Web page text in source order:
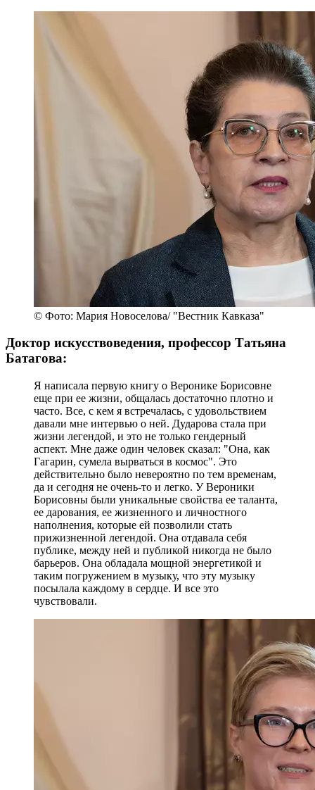
© Фото: Мария Новоселова/ "Вестник Кавказа"
Доктор искусствоведения, профессор Татьяна
Батагова:
Я написала первую книгу о Веронике Борисовне
еще при ее жизни, общалась достаточно плотно и
часто. Все, с кем я встречалась, с удовольствием
давали мне интервью о ней. Дударова стала при
жизни легендой, и это не только гендерный
аспект. Мне даже один человек сказал: "Она, как
Гагарин, сумела вырваться в космос". Это
действительно было невероятно по тем временам,
да и сегодня не очень-то и легко. У Вероники
Борисовны были уникальные свойства ее таланта,
ее дарования, ее жизненного и личностного
наполнения, которые ей позволили стать
прижизненной легендой. Она отдавала себя
публике, между ней и публикой никогда не было
барьеров. Она обладала мощной энергетикой и
таким погружением в музыку, что эту музыку
посылала каждому в сердце. И все это
чувствовали.